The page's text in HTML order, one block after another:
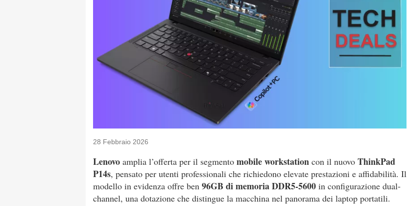
28 Febbraio 2026
Lenovo amplia l’offerta per il segmento mobile workstation con il nuovo ThinkPad
P14s, pensato per utenti professionali che richiedono elevate prestazioni e affidabilità. Il
modello in evidenza offre ben 96GB di memoria DDR5-5600 in configurazione dual-
channel, una dotazione che distingue la macchina nel panorama dei laptop portatili.